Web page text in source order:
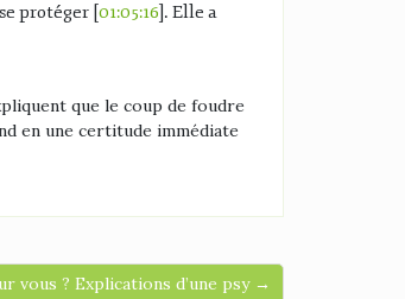
protéger [01:05:16]. Elle a
que le coup de foudre
en une certitude immédiate
vous ? Explications d’une psy →